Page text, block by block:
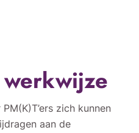
zich kunnen
aan de